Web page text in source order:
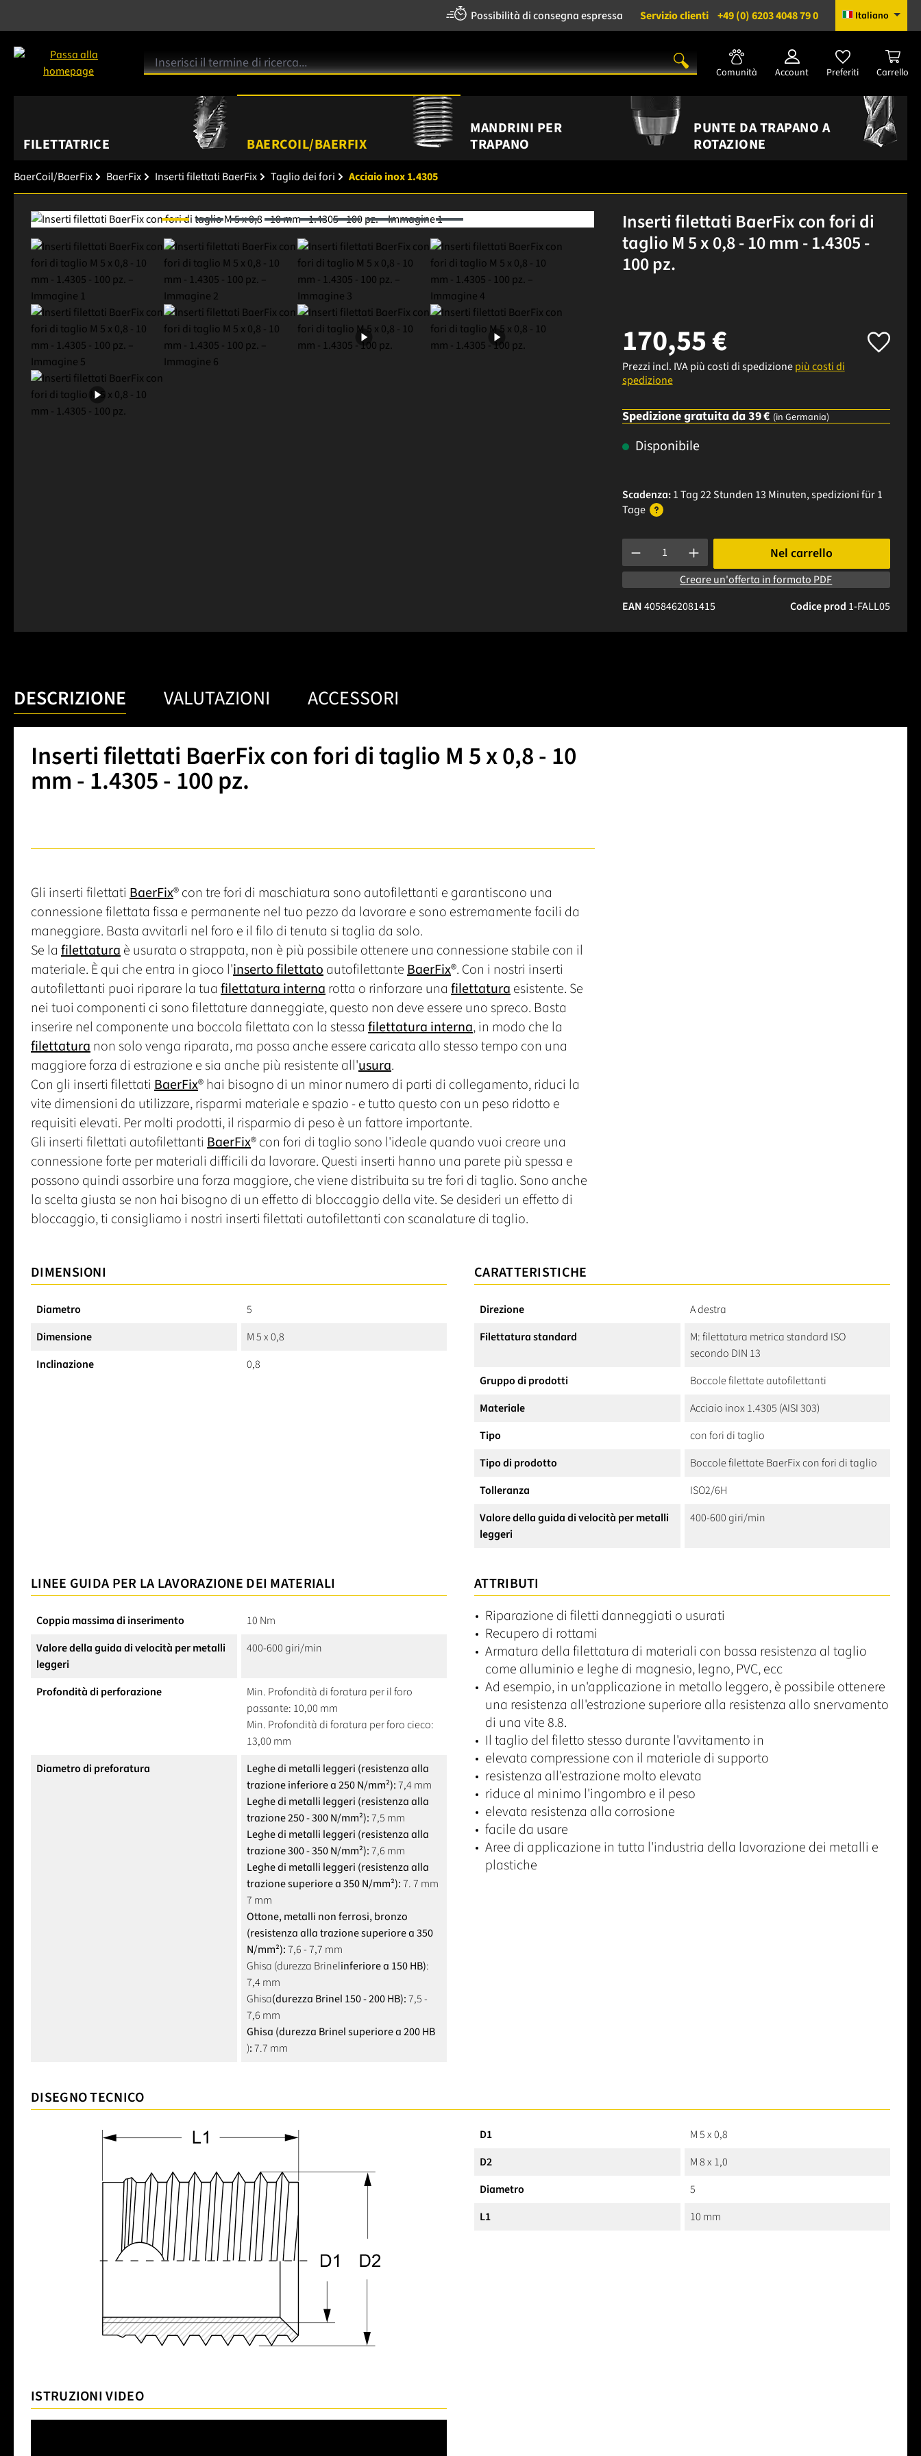
Possibilità di consegna espressa Servizio clienti +49 (0) 6203 4048 79 0 Italiano
Comunità Account Preferiti Carrello
FILETTATRICE BAERCOIL/BAERFIX
MANDRINI PER
TRAPANO
PUNTE DA TRAPANO A
ROTAZIONE
BaerCoil/BaerFix BaerFix Inserti filettati BaerFix Taglio dei fori Acciaio inox 1.4305
Salta la galleria di immagini
Inserti filettati BaerFix con fori di
taglio M 5 x 0,8 - 10 mm - 1.4305 -
100 pz.
170,55 €
Prezzi incl. IVA più costi di spedizionepiù costi di
spedizione
Spedizione gratuita da 39 € (in Germania)
Disponibile
Scadenza:1 Tag 22 Stunden 13 Minuten, spedizionifür 1
Tage
Quantità del prodotto: inserisci la quantità desiderata o usa i
Nel carrello
Creare un'offerta in formato PDF
Codice prod 1-FALL05
EAN4058462081415
DESCRIZIONE VALUTAZIONI ACCESSORI
Inserti filettati BaerFix con fori di taglio M 5 x 0,8 - 10
mm - 1.4305 - 100 pz.
Gli inserti filettati BaerFix® con tre fori di maschiatura sono autofilettanti e garantiscono una
connessione filettata fissa e permanente nel tuo pezzo da lavorare e sono estremamente facili da
maneggiare. Basta avvitarli nel foro e il filo di tenuta si taglia da solo.
Se la filettaturaè usurata o strappata, non è più possibile ottenere una connessione stabile con il
materiale. È qui che entra in gioco l'inserto filettatoautofilettanteBaerFix®. Con i nostri inserti
autofilettanti puoi riparare la tua filettatura internarotta o rinforzare una filettaturaesistente. Se
nei tuoi componenti ci sono filettature danneggiate, questo non deve essere uno spreco. Basta
inserire nel componente una boccola filettata con la stessa filettatura interna, in modo che la
filettaturanon solo venga riparata, ma possa anche essere caricata allo stesso tempo con una
maggiore forza di estrazione e sia anche più resistente all'usura.
Con gli inserti filettati BaerFix® hai bisogno di un minor numero di parti di collegamento, riduci la
vite dimensioni da utilizzare, risparmi materiale e spazio - e tutto questo con un peso ridotto e
requisiti elevati. Per molti prodotti, il risparmio di peso è un fattore importante.
Gli inserti filettati autofilettanti BaerFix® con fori di taglio sono l'ideale quando vuoi creare una
connessione forte per materiali difficili da lavorare. Questi inserti hanno una parete più spessa e
possono quindi assorbire una forza maggiore, che viene distribuita su tre fori di taglio. Sono anche
la scelta giusta se non hai bisogno di un effetto di bloccaggio della vite. Se desideri un effetto di
bloccaggio, ti consigliamo i nostri inserti filettati autofilettanti con scanalature di taglio.
DIMENSIONI
Diametro
5
Dimensione
M 5 x 0,8
Inclinazione
0,8
CARATTERISTICHE
Direzione
A destra
Filettatura standard
M: filettatura metrica standard ISO
secondo DIN 13
Gruppo di prodotti
Boccole filettate autofilettanti
Materiale
Acciaio inox 1.4305 (AISI 303)
Tipo
con fori di taglio
Tipo di prodotto
Boccole filettate BaerFix con fori di taglio
Tolleranza
ISO2/6H
Valore della guida di velocità per metalli
leggeri
400-600 giri/min
LINEE GUIDA PER LA LAVORAZIONE DEI MATERIALI
Coppia massima di inserimento
10 Nm
Valore della guida di velocità per metalli
leggeri
400-600 giri/min
Profondità di perforazione
Min. Profondità di foratura per il foro
passante: 10,00 mm
Min. Profondità di foratura per foro cieco:
13,00 mm
Diametro di preforatura
Leghe di metalli leggeri (resistenza alla
trazione inferiore a 250 N/mm²):7,4 mm
Leghe di metalli leggeri (resistenza alla
trazione 250 - 300 N/mm²):7,5 mm
Leghe di metalli leggeri (resistenza alla
trazione 300 - 350 N/mm²):7,6 mm
Leghe di metalli leggeri (resistenza alla
trazione superiore a 350 N/mm²):7. 7 mm
7 mm
Ottone, metalli non ferrosi, bronzo
(resistenza alla trazione superiore a 350
N/mm²):7,6 - 7,7 mm
Ghisa (durezza Brinelinferiore a 150 HB):
7,4 mm
Ghisa(durezza Brinel 150 - 200 HB):7,5 -
7,6 mm
Ghisa (durezza Brinel superiore a 200 HB
):7.7 mm
ATTRIBUTI
Riparazione di filetti danneggiati o usurati
Recupero di rottami
Armatura della filettatura di materiali con bassa resistenza al taglio
come alluminio e leghe di magnesio, legno, PVC, ecc
Ad esempio, in un'applicazione in metallo leggero, è possibile ottenere
una resistenza all'estrazione superiore alla resistenza allo snervamento
di una vite 8.8.
Il taglio del filetto stesso durante l'avvitamento in
elevata compressione con il materiale di supporto
resistenza all'estrazione molto elevata
riduce al minimo l'ingombro e il peso
elevata resistenza alla corrosione
facile da usare
Aree di applicazione in tutta l'industria della lavorazione dei metalli e
plastiche
DISEGNO TECNICO
D1
M 5 x 0,8
D2
M 8 x 1,0
Diametro
5
L1
10 mm
ISTRUZIONI VIDEO